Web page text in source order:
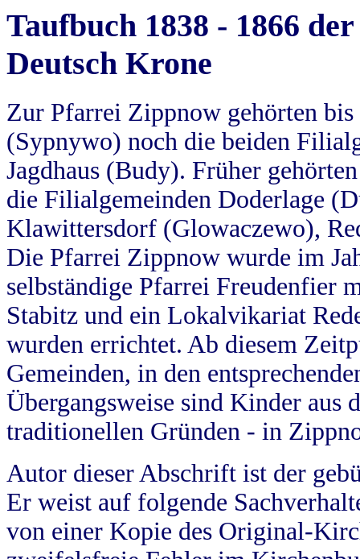
Taufbuch 1838 - 1866
Deutsch Krone
Zur Pfarrei Zippnow gehörten
(Sypnywo) noch die beiden
Jagdhaus (Budy). Früher
die Filialgemeinden Doderlage
Klawittersdorf (Glowaczewo),
Die Pfarrei Zippnow wurde im
selbständige Pfarrei Freudenfier
Stabitz und ein Lokalvikariat
wurden errichtet. Ab diesem
Gemeinden, in den
Übergangsweise sind Kinder aus
traditionellen Gründen - in
Autor dieser Abschrift ist der
Er weist auf folgende
von einer Kopie des Original-